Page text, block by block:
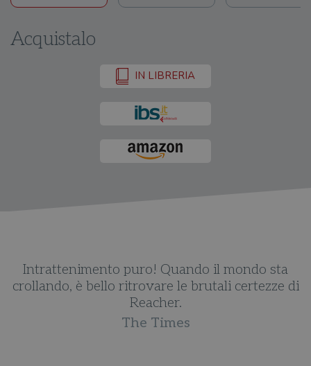
Acquistalo
IN LIBRERIA
Intrattenimento puro! Quando il mondo sta
crollando, è bello ritrovare le brutali certezze di
Reacher.
The Times